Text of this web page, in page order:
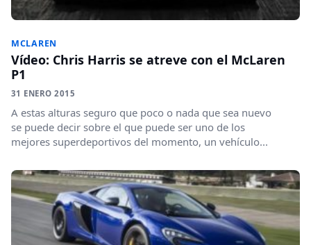
MCLAREN
Vídeo: Chris Harris se atreve con el McLaren
P1
31 ENERO 2015
A estas alturas seguro que poco o nada que sea nuevo
se puede decir sobre el que puede ser uno de los
mejores superdeportivos del momento, un vehículo...